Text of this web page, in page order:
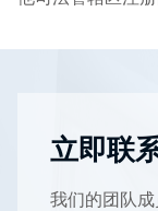
立即联
我们的团队